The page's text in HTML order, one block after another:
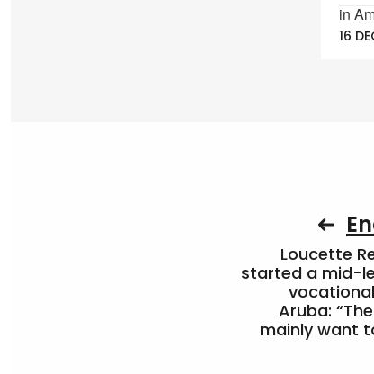
in
16
Loucette
started a mid-
Aruba:
mainly want